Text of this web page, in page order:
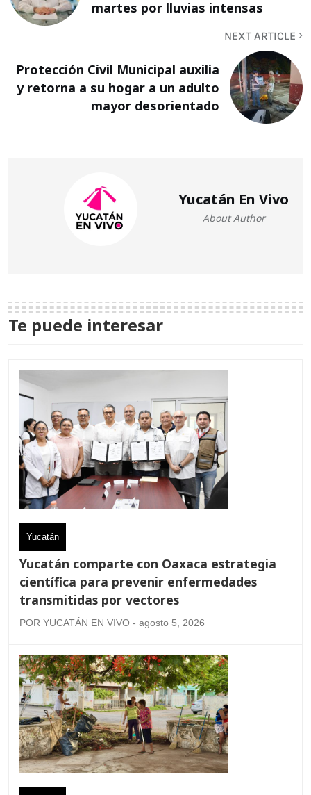
martes por lluvias intensas
NEXT ARTICLE
Protección Civil Municipal auxilia
y retorna a su hogar a un adulto
mayor desorientado
Yucatán En Vivo
About Author
Te puede interesar
Yucatán
Yucatán comparte con Oaxaca estrategia
científica para prevenir enfermedades
transmitidas por vectores
POR YUCATÁN EN VIVO - agosto 5, 2026